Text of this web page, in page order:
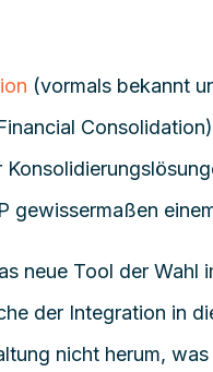
(vormals bekannt
Consolidation
gewissermaßen
neue Tool der Wahl
der Integration in
nicht herum,